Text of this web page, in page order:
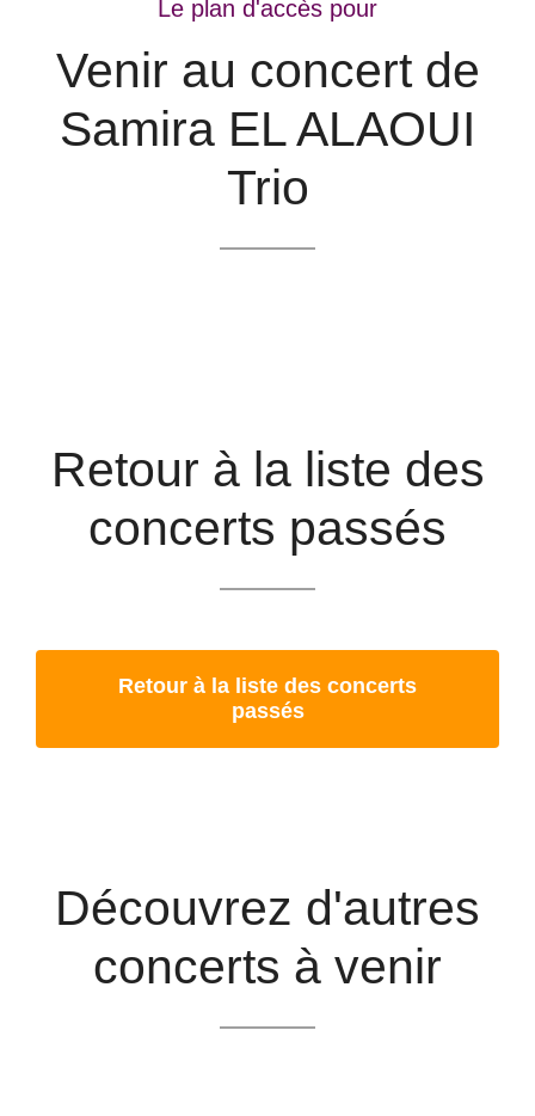
Le plan d'accès pour
Venir au concert de
Samira EL ALAOUI
Trio
Retour à la liste des
concerts passés
Retour à la liste des concerts
passés
Découvrez d'autres
concerts à venir